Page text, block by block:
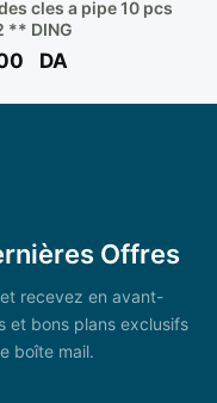
cles a pipe 10 pcs
** DING
DA
Offres
recevez en avant-
et bons plans exclusifs
boîte mail.